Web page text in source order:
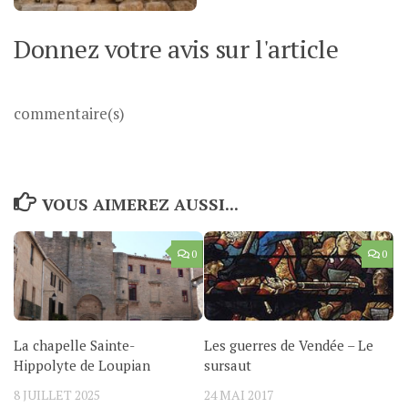
Donnez votre avis sur l'article
commentaire(s)
VOUS AIMEREZ AUSSI...
0
La chapelle Sainte-
Hippolyte de Loupian
8 JUILLET 2025
0
Les guerres de Vendée – Le
sursaut
24 MAI 2017